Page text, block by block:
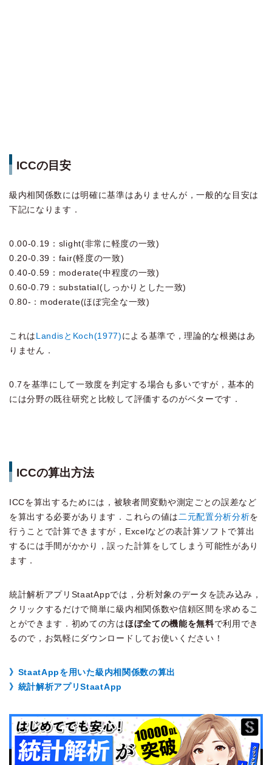
ICCの目安
級内相関係数には明確に基準はありませんが，一般的な目安は
下記になります．
0.00-0.19：slight(非常に軽度の一致)
0.20-0.39：fair(軽度の一致)
0.40-0.59：moderate(中程度の一致)
0.60-0.79：substatial(しっかりとした一致)
0.80-：moderate(ほぼ完全な一致)
これは LandisとKoch(1977) による基準で，理論的な根拠はあ
りません．
0.7を基準にして一致度を判定する場合も多いですが，基本的
には分野の既往研究と比較して評価するのがベターです．
ICCの算出方法
ICCを算出するためには，被験者間変動や測定ごとの誤差など
を算出する必要があります．これらの値は 二元配置分析分析を
行うことで計算できますが，Excelなどの表計算ソフトで算出
するには手間がかかり，誤った計算をしてしまう可能性があり
ます．
統計解析アプリStaatAppでは，分析対象のデータを読み込み，
クリックするだけで簡単に級内相関係数や信頼区間を求めるこ
とができます．初めての方はほぼ全ての機能を無料で利用でき
るので，お気軽にダウンロードしてお使いください！
》StaatAppを用いた級内相関係数の算出
》統計解析アプリStaatApp